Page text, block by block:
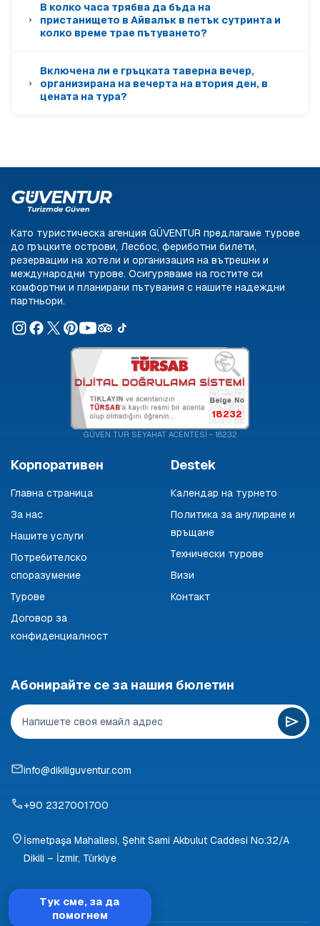
В колко часа трябва да бъда на
пристанището в Айвалък в петък сутринта и
колко време трае пътуването?
Включена ли е гръцката таверна вечер,
организирана на вечерта на втория ден, в
цената на тура?
Като туристическа агенция GÜVENTUR предлагаме турове
до гръцките острови, Лесбос, фериботни билети,
резервации на хотели и организация на вътрешни и
международни турове. Осигуряваме на гостите си
комфортни и планирани пътувания с нашите надеждни
партньори.
18232
GÜVEN TUR SEYAHAT ACENTESİ - 18232
Корпоративен
Главна страница
За нас
Нашите услуги
Потребителско
споразумение
Турове
Договор за
конфиденциалност
Destek
Календар на турнето
Политика за анулиране и
връщане
Технически турове
Визи
Контакт
Абонирайте се за нашия бюлетин
info@dikiliguventur.com
+90 2327001700
İsmetpaşa Mahallesi, Şehit Sami Akbulut Caddesi No:32/A
Dikili – İzmir, Türkiye
Тук сме, за да
помогнем